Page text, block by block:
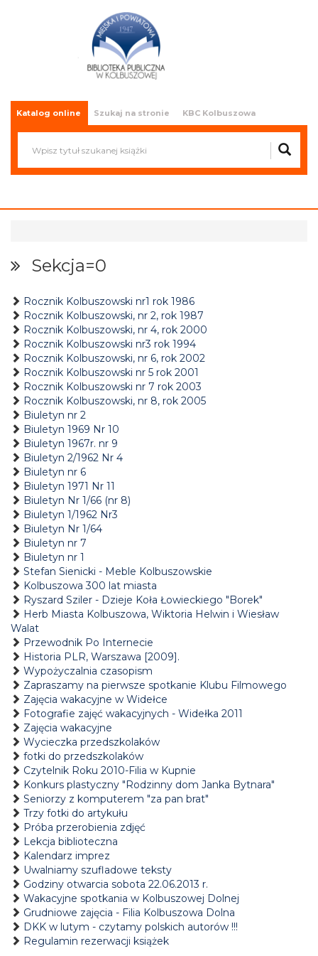
Miejska i Powiatowa Biblioteka
Publiczna w Kolbuszowej
Katalog online Szukaj na stronie KBC Kolbuszowa
Sekcja=0
Rocznik Kolbuszowski nr1 rok 1986
Rocznik Kolbuszowski, nr 2, rok 1987
Rocznik Kolbuszowski, nr 4, rok 2000
Rocznik Kolbuszowski nr3 rok 1994
Rocznik Kolbuszowski, nr 6, rok 2002
Rocznik Kolbuszowski nr 5 rok 2001
Rocznik Kolbuszowski nr 7 rok 2003
Rocznik Kolbuszowski, nr 8, rok 2005
Biuletyn nr 2
Biuletyn 1969 Nr 10
Biuletyn 1967r. nr 9
Biuletyn 2/1962 Nr 4
Biuletyn nr 6
Biuletyn 1971 Nr 11
Biuletyn Nr 1/66 (nr 8)
Biuletyn 1/1962 Nr3
Biuletyn Nr 1/64
Biuletyn nr 7
Biuletyn nr 1
Stefan Sienicki - Meble Kolbuszowskie
Kolbuszowa 300 lat miasta
Ryszard Sziler - Dzieje Koła Łowieckiego "Borek"
Herb Miasta Kolbuszowa, Wiktoria Helwin i Wiesław
Walat
Przewodnik Po Internecie
Historia PLR, Warszawa [2009].
Wypożyczalnia czasopism
Zapraszamy na pierwsze spotkanie Klubu Filmowego
Zajęcia wakacyjne w Widełce
Fotografie zajęć wakacyjnych - Widełka 2011
Zajęcia wakacyjne
Wycieczka przedszkolaków
fotki do przedszkolaków
Czytelnik Roku 2010-Filia w Kupnie
Konkurs plastyczny "Rodzinny dom Janka Bytnara"
Seniorzy z komputerem "za pan brat"
Trzy fotki do artykułu
Próba przerobienia zdjęć
Lekcja biblioteczna
Kalendarz imprez
Uwalniamy szufladowe teksty
Godziny otwarcia sobota 22.06.2013 r.
Wakacyjne spotkania w Kolbuszowej Dolnej
Grudniowe zajęcia - Filia Kolbuszowa Dolna
DKK w lutym - czytamy polskich autorów !!!
Regulamin rezerwacji książek